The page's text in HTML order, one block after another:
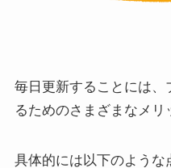
毎日更新することには、
るためのさまざまなメリ
具体的には以下のような